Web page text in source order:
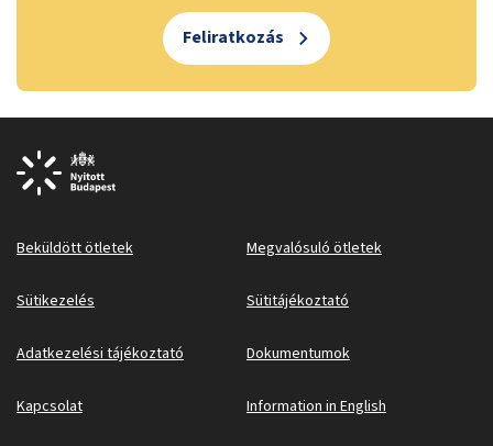
Feliratkozás
Beküldött ötletek Megvalósuló ötletek
Sütikezelés Sütitájékoztató
Adatkezelési tájékoztató Dokumentumok
Kapcsolat Information in English